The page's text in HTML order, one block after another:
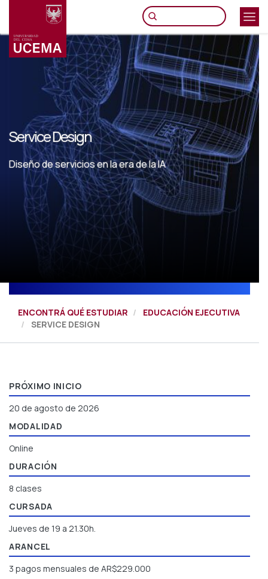
principal
Service Design
Diseño de servicios en la era de la IA
ENCONTRÁ QUÉ ESTUDIAR
EDUCACIÓN EJECUTIVA
SERVICE DESIGN
PRÓXIMO INICIO
20 de agosto de 2026
MODALIDAD
Online
DURACIÓN
8 clases
CURSADA
Jueves de 19 a 21.30h.
ARANCEL
3 pagos mensuales de AR$229.000